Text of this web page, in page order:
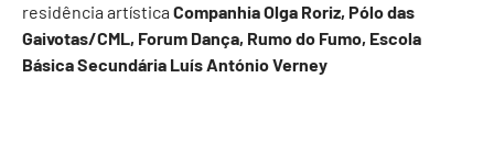
residência artística Companhia Olga Roriz, Pólo das
Gaivotas/CML, Forum Dança, Rumo do Fumo, Escola
Básica Secundária Luís António Verney